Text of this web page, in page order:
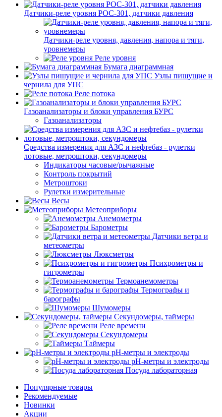
Датчики-реле уровня РОС-301, датчики давления
Датчики-реле уровня, давления, напора и тяги,
уровнемеры
Реле уровня
Бумага диаграммная
Узлы пишущие и
чернила для УПС
Реле потока
Газоанализаторы и блоки управления БУРС
Газоанализаторы
Средства измерения для АЗС и нефтебаз - рулетки
лотовые, метроштоки, секундомеры
Индикаторы часовые/рычажные
Контроль покрытий
Метроштоки
Рулетки измерительные
Весы
Метеоприборы
Анемометры
Барометры
Датчики ветра и
метеометры
Люксметры
Психрометры и
гигрометры
Термоанемометры
Термографы и
барографы
Шумомеры
Секундомеры, таймеры
Реле времени
Секундомеры
Таймеры
pH-метры и электроды
pH-метры и электроды
Посуда лабораторная
Популярные товары
Рекомендуемые
Новинки
Акции